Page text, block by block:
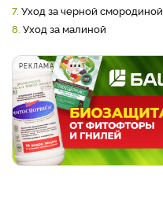
7. Уход за черной смородиной
8. Уход за малиной
РЕКЛАМА